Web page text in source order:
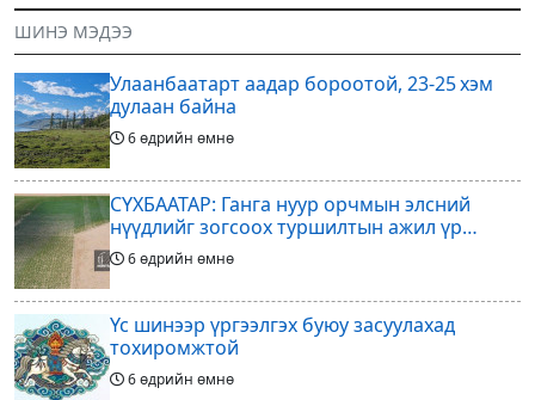
гал Морин жилийн Зуны адаг
хөхөгчин хонь сарын шинийн
19, Адъяа /Асралт/
оруулагчдад худалдах
шийдвэрлэснээ ФИФА-гийн
ерөнхийлөгч Жанни
ШИНЭ МЭДЭЭ
Улаанбаатарт аадар бороотой, 23-25 хэм
дулаан байна
6 өдрийн өмнө
СҮХБААТАР: Ганга нуур орчмын элсний
нүүдлийг зогсоох туршилтын ажил үр
дүнгээ өгч эхэлжээ
6 өдрийн өмнө
Үс шинээр үргээлгэх буюу засуулахад
тохиромжтой
6 өдрийн өмнө